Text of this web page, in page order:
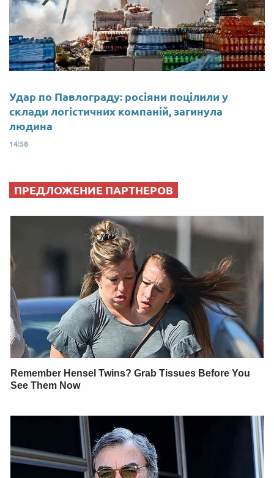
Удар по Павлограду: росіяни поцілили у
склади логістичних компаній, загинула
людина
14:58
ПРЕДЛОЖЕНИЕ ПАРТНЕРОВ
Remember Hensel Twins? Grab Tissues Before You
See Them Now